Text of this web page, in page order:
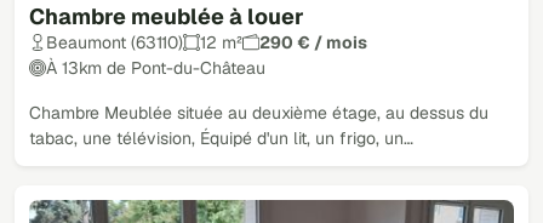
Chambre meublée à louer
Beaumont (63110) 12 m²
290 € / mois
À 13km de Pont-du-Château
Chambre Meublée située au deuxième étage, au dessus du
tabac, une télévision, Équipé d'un lit, un frigo, un…